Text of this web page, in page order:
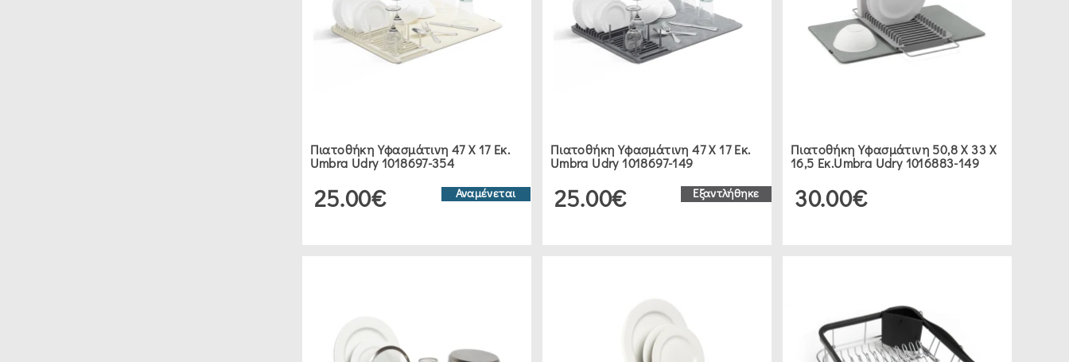
Πιατοθήκη Υφασμάτινη 47 Χ 17 Εκ.
Umbra Udry 1018697-354
25.00€ Αναμένεται
Πιατοθήκη Υφασμάτινη 47 Χ 17 Εκ.
Umbra Udry 1018697-149
25.00€ Εξαντλήθηκε
Πιατοθήκη Υφασμάτινη 50,8 Χ 33 Χ
16,5 Εκ.Umbra Udry 1016883-149
30.00€